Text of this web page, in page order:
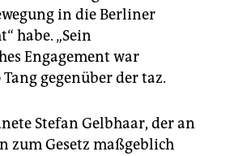
in die Berliner
habe. „Sein
Engagement war
Tang gegenüber der taz.
Stefan Gelbhaar, der an
zum Gesetz maßgeblich